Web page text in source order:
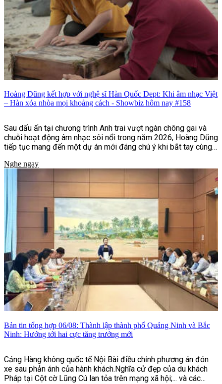
Hoàng Dũng kết hợp với nghệ sĩ Hàn Quốc Dept: Khi âm nhạc Việt
– Hàn xóa nhòa mọi khoảng cách - Showbiz hôm nay #158
Sau dấu ấn tại chương trình Anh trai vượt ngàn chông gai và
chuỗi hoạt động âm nhạc sôi nổi trong năm 2026, Hoàng Dũng
tiếp tục mang đến một dự án mới đáng chú ý khi bắt tay cùng
Nghe ngay
Bản tin tổng hợp 06/08: Thành lập thành phố Quảng Ninh và Bắc
Ninh: Hướng tới hai cực tăng trưởng mới
Cảng Hàng không quốc tế Nội Bài điều chỉnh phương án đón
xe sau phản ánh của hành khách.Nghĩa cử đẹp của du khách
Pháp tại Cột cờ Lũng Cú lan tỏa trên mạng xã hội;... và các